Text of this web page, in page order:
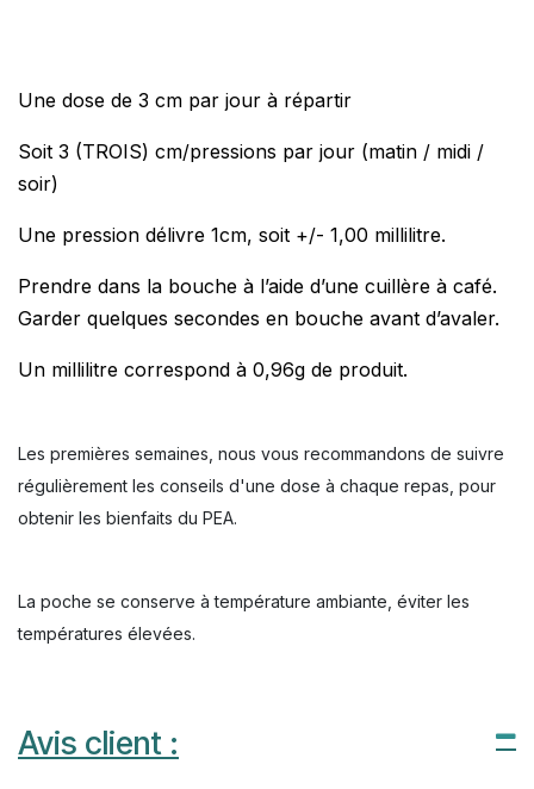
Une dose de 3 cm par jour à répartir
Soit 3 (TROIS) cm/pressions par jour (matin / midi /
soir)
Une pression délivre 1cm, soit +/- 1,00 millilitre.
Prendre dans la bouche à l’aide d’une cuillère à café.
Garder quelques secondes en bouche avant d’avaler.
Un millilitre correspond à 0,96g de produit.
Les premières semaines, nous vous recommandons de suivre
régulièrement les conseils d'une dose à chaque repas, pour
obtenir les bienfaits du PEA.
La poche se conserve à température ambiante, éviter les
températures élevées.
Avis client :